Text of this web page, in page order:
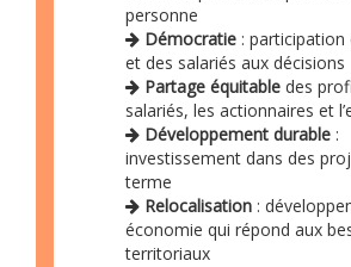
personne
Démocratie : participation
et des salariés aux décisions
Partage équitable des
salariés, les actionnaires et
Développement durable :
investissement dans des
terme
Relocalisation :
économie qui répond aux
territoriaux